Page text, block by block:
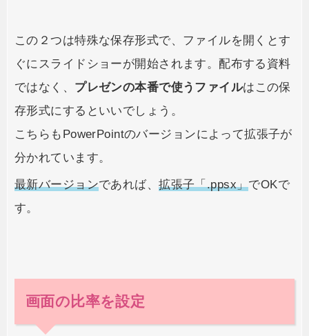
この２つは特殊な保存形式で、ファイルを開くとす
ぐにスライドショーが開始されます。配布する資料
ではなく、 プレゼンの本番で使うファイルはこの保
存形式にするといいでしょう。
こちらもPowerPointのバージョンによって拡張子が
分かれています。
最新バージョンであれば、拡張子「.ppsx」でOKで
す。
画面の比率を設定